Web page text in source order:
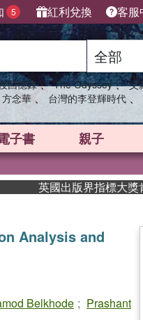
5 紅利兌換 客服
回憶錄 、 The Odyssey 、 父
方念華 、 台灣的李登輝時代 、
子書 親子
英國出版界指標大獎肯
Analysis and
Belkhode ; Prashant